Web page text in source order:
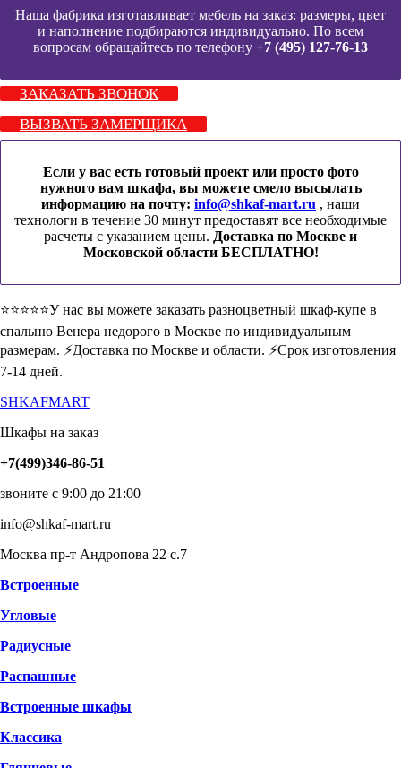
Наша фабрика изготавливает мебель на заказ: размеры, цвет
и наполнение подбираются индивидуально. По всем
вопросам обращайтесь по телефону +7 (495) 127-76-13
ЗАКАЗАТЬ ЗВОНОК
ВЫЗВАТЬ ЗАМЕРЩИКА
Если у вас есть готовый проект или просто фото
нужного вам шкафа, вы можете смело высылать
информацию на почту: info@shkaf-mart.ru , наши
технологи в течение 30 минут предоставят все необходимые
расчеты с указанием цены. Доставка по Москве и
Московской области БЕСПЛАТНО!
⭐️⭐️⭐️⭐️⭐️У нас вы можете заказать разноцветный шкаф-купе в
спальню Венера недорого в Москве по индивидуальным
размерам. ⚡️Доставка по Москве и области. ⚡️Срок изготовления
7-14 дней.
SHKAFMART
Шкафы на заказ
+7(499)346-86-51
звоните с 9:00 до 21:00
info@shkaf-mart.ru
Москва пр-т Андропова 22 с.7
Встроенные
Угловые
Радиусные
Распашные
Встроенные шкафы
Классика